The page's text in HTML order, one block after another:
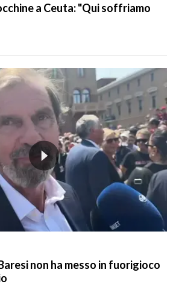
a Ceuta: "Qui soffriamo
non ha messo in fuorigioco